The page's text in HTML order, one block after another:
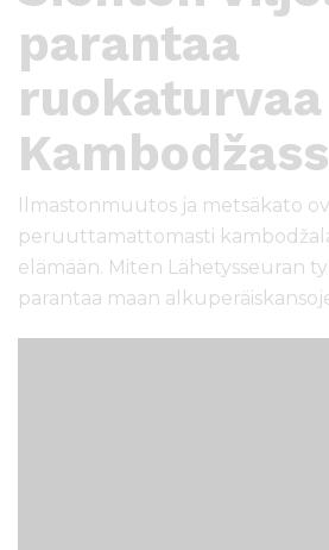
parantaa
ruokaturvaa
Ilmastonmuutos ja metsäkato
peruuttamattomasti
elämään. Miten Lähetysseuran
parantaa maan